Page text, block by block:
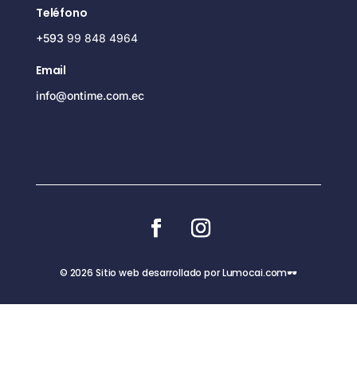
Teléfono
+593 99 848 4964
Email
info@ontime.com.ec
© 2026 Sitio web desarrollado por Lumocai.com🕶️